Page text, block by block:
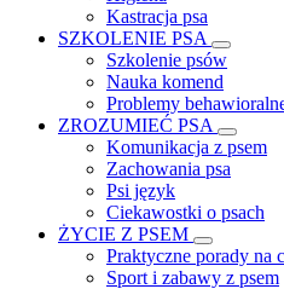
Kastracja psa
SZKOLENIE PSA
Szkolenie psów
Nauka komend
Problemy
ZROZUMIEĆ PSA
Komunikacja z psem
Zachowania psa
Psi język
Ciekawostki o psach
ŻYCIE Z PSEM
Praktyczne porady na
Sport i zabawy z psem